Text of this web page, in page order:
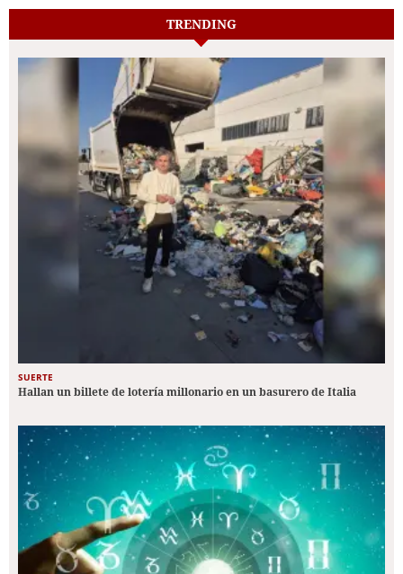
TRENDING
SUERTE
Hallan un billete de lotería millonario en un basurero de Italia